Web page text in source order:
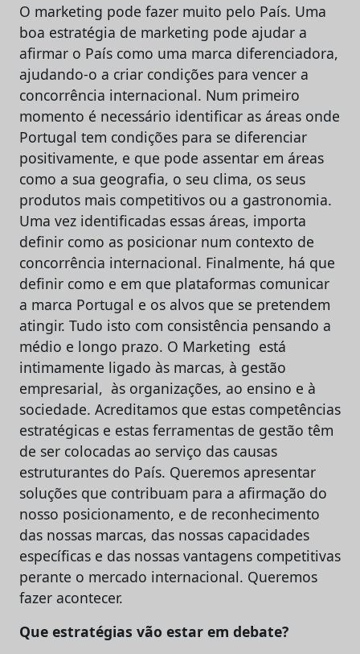
O marketing pode fazer muito pelo País. Uma
boa estratégia de marketing pode ajudar a
afirmar o País como uma marca diferenciadora,
ajudando-o a criar condições para vencer a
concorrência internacional. Num primeiro
momento é necessário identificar as áreas onde
Portugal tem condições para se diferenciar
positivamente, e que pode assentar em áreas
como a sua geografia, o seu clima, os seus
produtos mais competitivos ou a gastronomia.
Uma vez identificadas essas áreas, importa
definir como as posicionar num contexto de
concorrência internacional. Finalmente, há que
definir como e em que plataformas comunicar
a marca Portugal e os alvos que se pretendem
atingir. Tudo isto com consistência pensando a
médio e longo prazo. O Marketing está
intimamente ligado às marcas, à gestão
empresarial, às organizações, ao ensino e à
sociedade. Acreditamos que estas competências
estratégicas e estas ferramentas de gestão têm
de ser colocadas ao serviço das causas
estruturantes do País. Queremos apresentar
soluções que contribuam para a afirmação do
nosso posicionamento, e de reconhecimento
das nossas marcas, das nossas capacidades
específicas e das nossas vantagens competitivas
perante o mercado internacional. Queremos
fazer acontecer.
Que estratégias vão estar em debate?